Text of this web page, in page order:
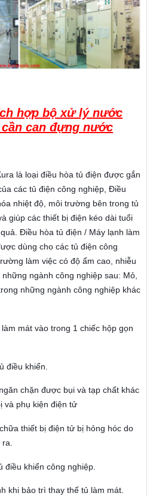
hợp bộ xử lý nước
can đựng nước
là loại điều hòa tủ điện được gắn
các tủ điện công nghiệp, Điều
nhiệt độ, môi trường bên trong tủ
giúp các thiết bị điện kéo dài tuổi
Điều hòa tủ điện / Máy lạnh làm
dùng cho các tủ điện công
làm việc có độ ẩm cao, nhiễu
ngành công nghiệp sau: Mỏ,
những ngành công nghiệp khác
mát vào trong 1 chiếc hộp gọn
điều khiển.
chặn được bụi và tạp chất khác
và phụ kiện điện tử
thiết bị điện tử bị hỏng hóc do
điều khiển công nghiệp.
khi bảo trì thay thế tủ làm mát.